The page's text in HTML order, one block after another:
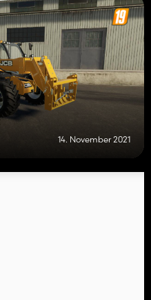
14. November 2021